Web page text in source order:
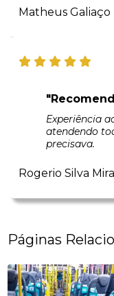
Matheus Galiaço
Experiência
atendendo
precisava.
Rogerio Silva
Páginas